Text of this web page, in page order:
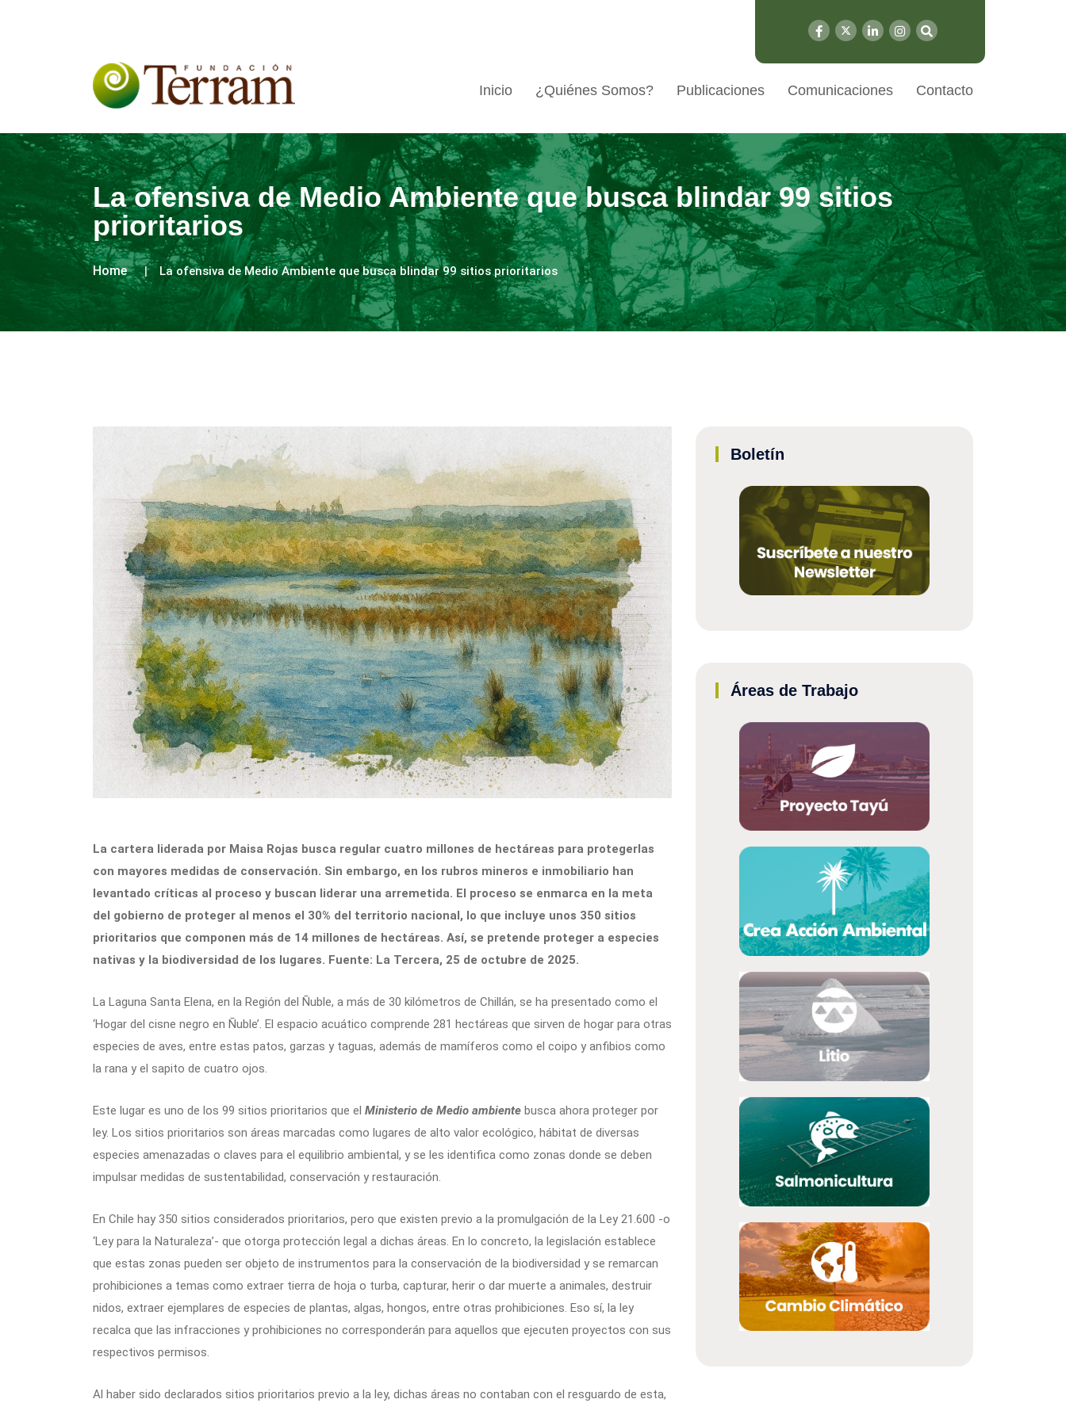
Inicio ¿Quiénes Somos? Publicaciones Comunicaciones Contacto
La ofensiva de Medio Ambiente que busca blindar 99 sitios
prioritarios
Home La ofensiva de Medio Ambiente que busca blindar 99 sitios prioritarios
La cartera liderada por Maisa Rojas busca regular cuatro millones de hectáreas para protegerlas
con mayores medidas de conservación. Sin embargo, en los rubros mineros e inmobiliario han
levantado críticas al proceso y buscan liderar una arremetida. El proceso se enmarca en la meta
del gobierno de proteger al menos el 30% del territorio nacional, lo que incluye unos 350 sitios
prioritarios que componen más de 14 millones de hectáreas. Así, se pretende proteger a especies
nativas y la biodiversidad de los lugares. Fuente: La Tercera, 25 de octubre de 2025.
La Laguna Santa Elena, en la Región del Ñuble, a más de 30 kilómetros de Chillán, se ha presentado como el
‘Hogar del cisne negro en Ñuble’. El espacio acuático comprende 281 hectáreas que sirven de hogar para otras
especies de aves, entre estas patos, garzas y taguas, además de mamíferos como el coipo y anfibios como
la rana y el sapito de cuatro ojos.
Este lugar es uno de los 99 sitios prioritarios que el Ministerio de Medio ambiente busca ahora proteger por
ley. Los sitios prioritarios son áreas marcadas como lugares de alto valor ecológico, hábitat de diversas
especies amenazadas o claves para el equilibrio ambiental, y se les identifica como zonas donde se deben
impulsar medidas de sustentabilidad, conservación y restauración.
En Chile hay 350 sitios considerados prioritarios, pero que existen previo a la promulgación de la Ley 21.600 -o
‘Ley para la Naturaleza’- que otorga protección legal a dichas áreas. En lo concreto, la legislación establece
que estas zonas pueden ser objeto de instrumentos para la conservación de la biodiversidad y se remarcan
prohibiciones a temas como extraer tierra de hoja o turba, capturar, herir o dar muerte a animales, destruir
nidos, extraer ejemplares de especies de plantas, algas, hongos, entre otras prohibiciones. Eso sí, la ley
recalca que las infracciones y prohibiciones no corresponderán para aquellos que ejecuten proyectos con sus
respectivos permisos.
Al haber sido declarados sitios prioritarios previo a la ley, dichas áreas no contaban con el resguardo de esta,
Boletín
Áreas de Trabajo